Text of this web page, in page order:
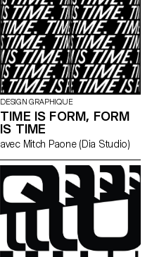
DESIGN GRAPHIQUE
TIME IS FORM, FORM
IS TIME
avec Mitch Paone (Dia Studio)